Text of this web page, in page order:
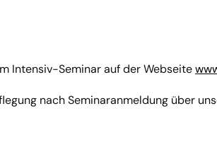
Intensiv-Seminar auf der Webseite
nach Seminaranmeldung über